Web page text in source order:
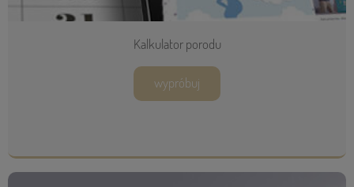
Kalkulator porodu
wypróbuj